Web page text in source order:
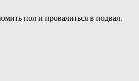
пол и провалиться в подвал.